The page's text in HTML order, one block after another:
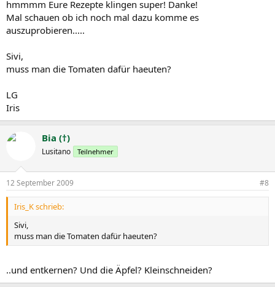
hmmmm Eure Rezepte klingen super! Danke!
Mal schauen ob ich noch mal dazu komme es
auszuprobieren.....
Sivi,
muss man die Tomaten dafür haeuten?
LG
Iris
Bia (†)
Lusitano Teilnehmer
12 September 2009 #8
Iris_K schrieb:
Sivi,
muss man die Tomaten dafür haeuten?
..und entkernen? Und die Äpfel? Kleinschneiden?